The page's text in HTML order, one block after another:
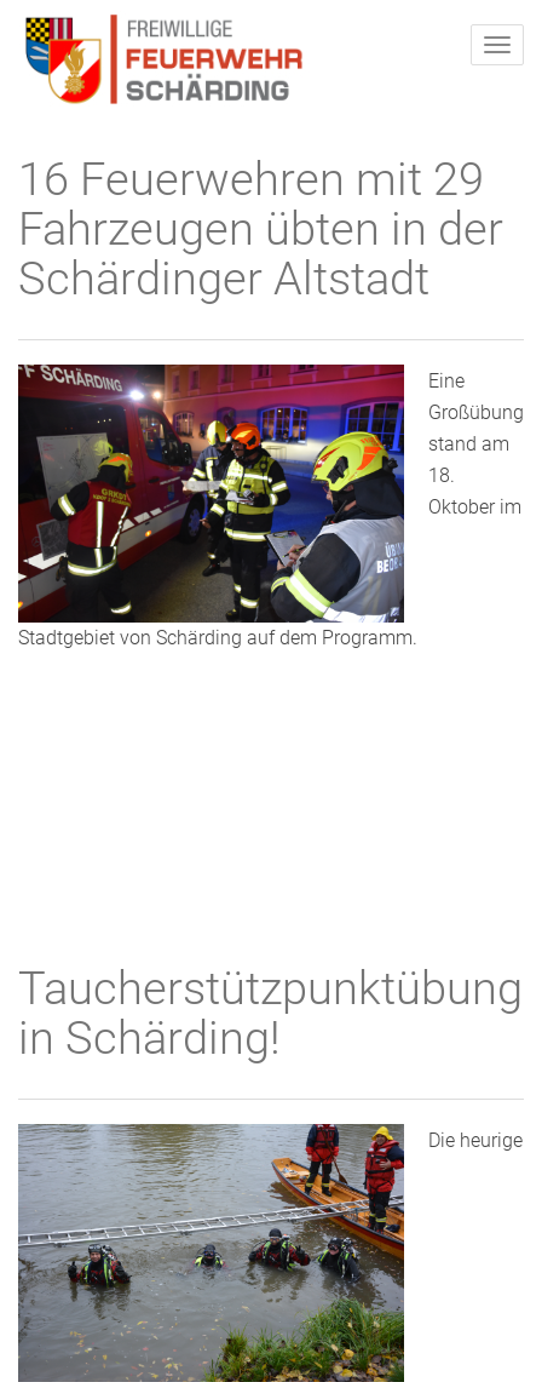
16 Feuerwehren mit 29
Fahrzeugen übten in der
Schärdinger Altstadt
Eine
Großübung
stand am
18.
Oktober im
Stadtgebiet von Schärding auf dem Programm.
Taucherstützpunktübung
in Schärding!
Die heurige